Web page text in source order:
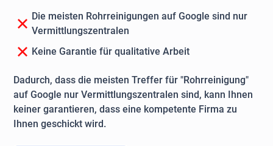
Die meisten Rohrreinigungen auf Google sind nur
Vermittlungszentralen
Keine Garantie für qualitative Arbeit
Dadurch, dass die meisten Treffer für "Rohrreinigung"
auf Google nur Vermittlungszentralen sind, kann Ihnen
keiner garantieren, dass eine kompetente Firma zu
Ihnen geschickt wird.